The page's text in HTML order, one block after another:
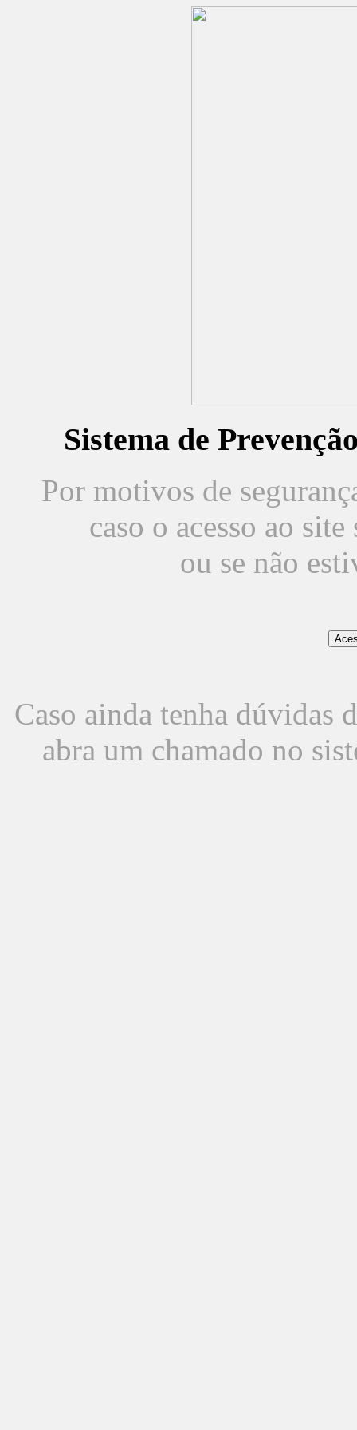
Sistema de
Por motivos de
caso o acesso ao
ou se não
Caso ainda tenha dúvidas
abra um chamado no